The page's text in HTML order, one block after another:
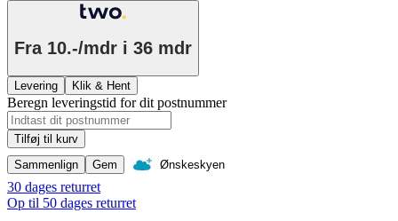
Fra 10.-/mdr i 36 mdr
Levering Klik & Hent
Beregn leveringstid for dit postnummer
Tilføj til kurv
Sammenlign
Gem Ønskeskyen
30 dages returret
Op til 50 dages returret